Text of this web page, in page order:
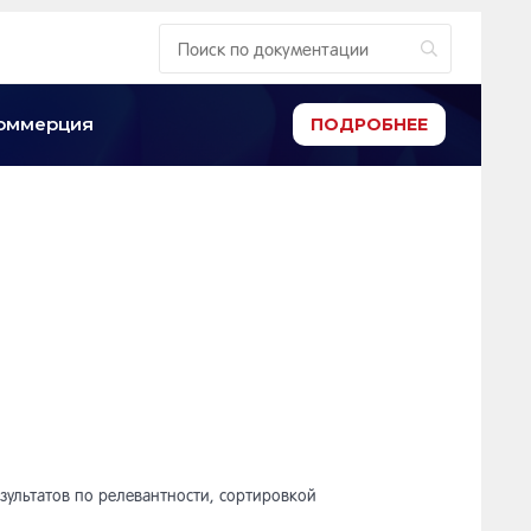
ПОДРОБНЕЕ
по релевантности, сортировкой